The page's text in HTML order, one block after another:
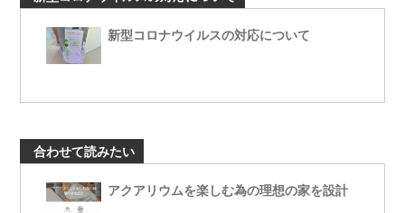
新型コロナウイルスの対応について
合わせて読みたい
アクアリウムを楽しむ為の理想の家を設計